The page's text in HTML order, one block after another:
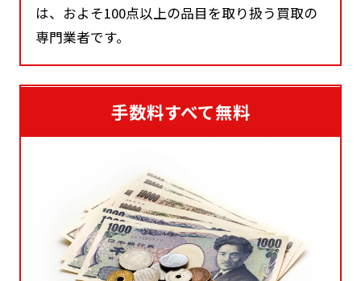
は、およそ100点以上の品目を取り扱う買取の
専門業者です。
手数料すべて無料